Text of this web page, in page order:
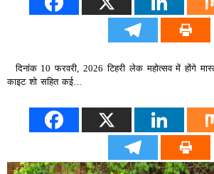
दिनांक 10 फरवरी, 2026 टिहरी लेक महोत्सव में होंगे
काइट शो सहित कई…